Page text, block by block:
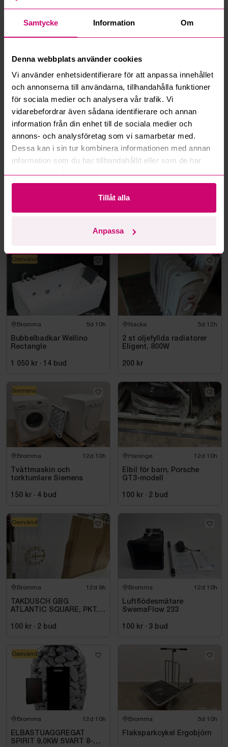
Samtycke Information Om
Denna webbplats använder cookies
Vi använder enhetsidentifierare för att anpassa innehållet
och annonserna till användarna, tillhandahålla funktioner
för sociala medier och analysera vår trafik. Vi
vidarebefordrar även sådana identifierare och annan
information från din enhet till de sociala medier och
annons- och analysföretag som vi samarbetar med.
Dessa kan i sin tur kombinera informationen med annan
information som du har tillhandahållit eller som de har
Tillåt alla
Anpassa
Kan jag ångra ett bud?
Kan ni frakta mina vunna objekt?
Mer från samma kategori
1 150 kr
Bromma 5d 10h
Bubbelbadkar Wellino
Rectangle
1 050 kr · 14 bud
Oanvänd
Nacka 5d 12h
2 st oljefyllda radiatorer
Eligent, 800W
200 kr
Bromma 12d 10h
Tvättmaskin och
torktumlare Siemens
150 kr · 4 bud
Siemens
Haninge 12d 10h
Elbil för barn, Porsche
GT3-modell
100 kr · 2 bud
Bromma 12d 9h
TAKDUSCH GBG
ATLANTIC SQUARE, PKT.
KROM
100 kr · 2 bud
Oanvänd
Bromma 12d 10h
Luftflödesmätare
SwemaFlow 233
100 kr · 3 bud
Bromma 12d 10h
ELBASTUAGGREGAT
SPIRIT 9,0KW SVART 8-
Oanvänd
Bromma 5d 10h
Flaksparkcykel Ergobjörn